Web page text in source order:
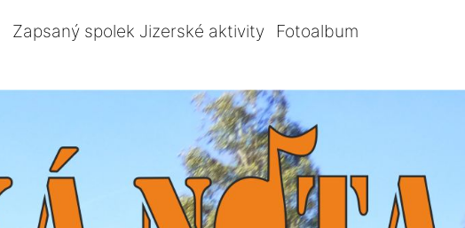
Zapsaný spolek Jizerské aktivity
Fotoalbum